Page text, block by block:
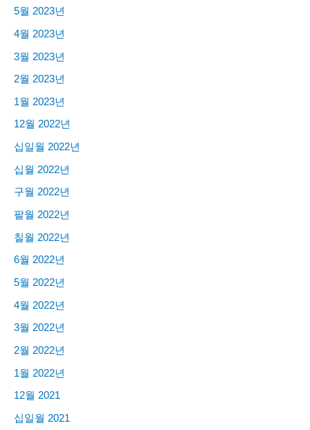
5월 2023년
4월 2023년
3월 2023년
2월 2023년
1월 2023년
12월 2022년
십일월 2022년
십월 2022년
구월 2022년
팔월 2022년
칠월 2022년
6월 2022년
5월 2022년
4월 2022년
3월 2022년
2월 2022년
1월 2022년
12월 2021
십일월 2021